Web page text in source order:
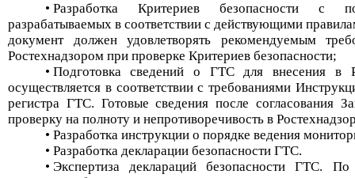
• Разработка Критериев безопасности с
разрабатываемых в соответствии с действующими
документ должен удовлетворять рекомендуемым
Ростехнадзором при проверке Критериев безопасности;
• Подготовка сведений о ГТС для внесения в
осуществляется в соответствии с требованиями
регистра ГТС. Готовые сведения после согласования
проверку на полноту и непротиворечивость в
• Разработка инструкции о порядке ведения
• Разработка декларации безопасности ГТС.
• Экспертиза деклараций безопасности ГТС.